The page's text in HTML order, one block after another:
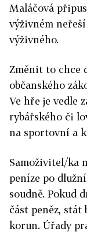
Maláčová
výživném
výživného.
Změnit to chce
občanského
Ve hře je vedle
rybářského či
na sportovní a
Samoživitel/ka
peníze po
soudně. Pokud
část peněz,
korun. Úřady